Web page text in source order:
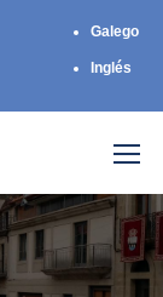
Galego
Inglés